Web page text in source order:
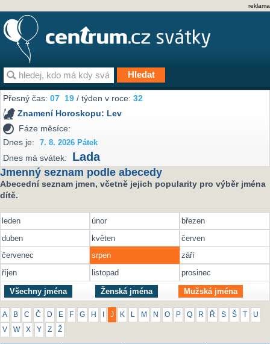
reklama
Přesný čas:07 19 / týden v roce:32
Znamení Horoskopu: Lev
Fáze měsíce:
Dnes je:
7. 8. 2026 Pátek
Dnes má svátek: Lada
Jmenný seznam podle abecedy
Abecední seznam jmen, včetně jejich popularity pro výběr jména
dítě.
leden únor
březen
duben
květen
červen
červenec
srpen
září
říjen
listopad prosinec
Všechny jména Ženská jména Mužská jména
A B C Č D E F G H J K M N O P Q R Ř S Š U
V W X Y Z Ž